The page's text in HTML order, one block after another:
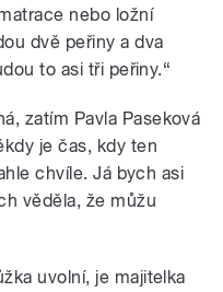
nebo ložní
dvě peřiny a dva
to asi tři peřiny.“
zatím Pavla Paseková
je čas, kdy ten
chvíle. Já bych asi
věděla, že můžu
uvolní, je majitelka